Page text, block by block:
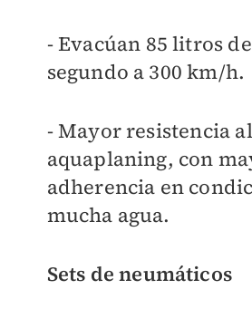
- Evacúan 85 litros
segundo a 300 km/h.
- Mayor resistencia al
aquaplaning, con
adherencia en
mucha agua.
Sets de neumáticos